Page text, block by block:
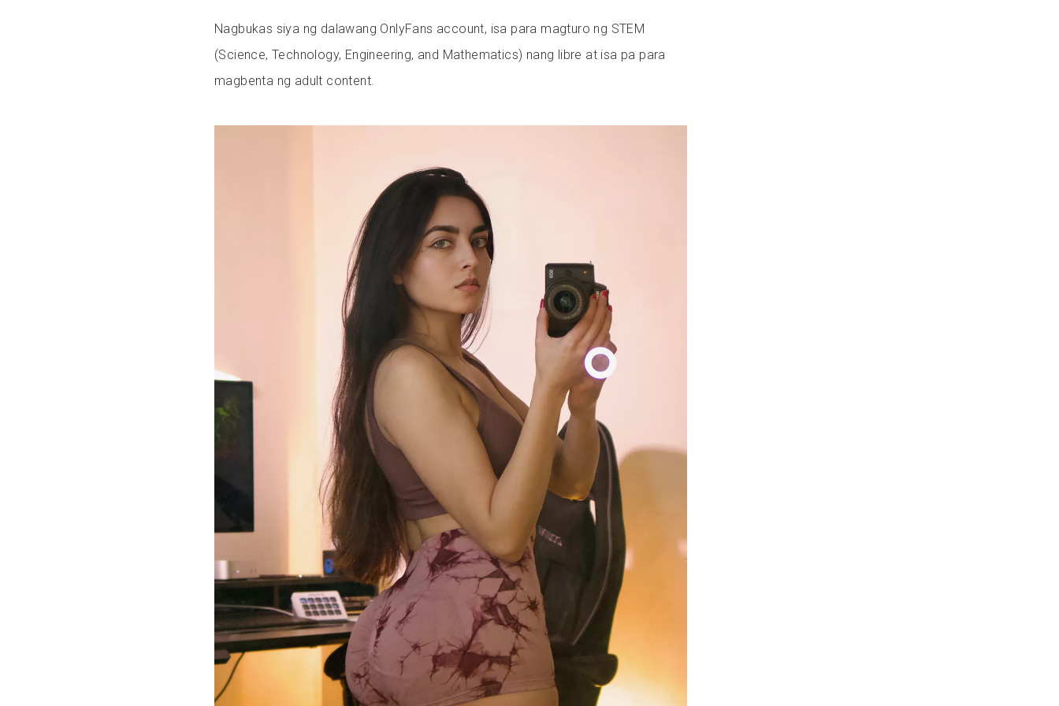
Nagbukas siya ng dalawang OnlyFans account, isa para magturo ng STEM
(Science, Technology, Engineering, and Mathematics) nang libre at isa pa para
magbenta ng adult content.